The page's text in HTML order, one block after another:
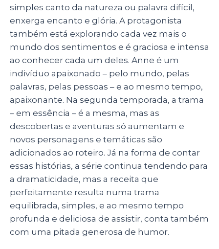
simples canto da natureza ou palavra difícil,
enxerga encanto e glória. A protagonista
também está explorando cada vez mais o
mundo dos sentimentos e é graciosa e intensa
ao conhecer cada um deles. Anne é um
indivíduo apaixonado – pelo mundo, pelas
palavras, pelas pessoas – e ao mesmo tempo,
apaixonante. Na segunda temporada, a trama
– em essência – é a mesma, mas as
descobertas e aventuras só aumentam e
novos personagens e temáticas são
adicionados ao roteiro. Já na forma de contar
essas histórias, a série continua tendendo para
a dramaticidade, mas a receita que
perfeitamente resulta numa trama
equilibrada, simples, e ao mesmo tempo
profunda e deliciosa de assistir, conta também
com uma pitada generosa de humor.